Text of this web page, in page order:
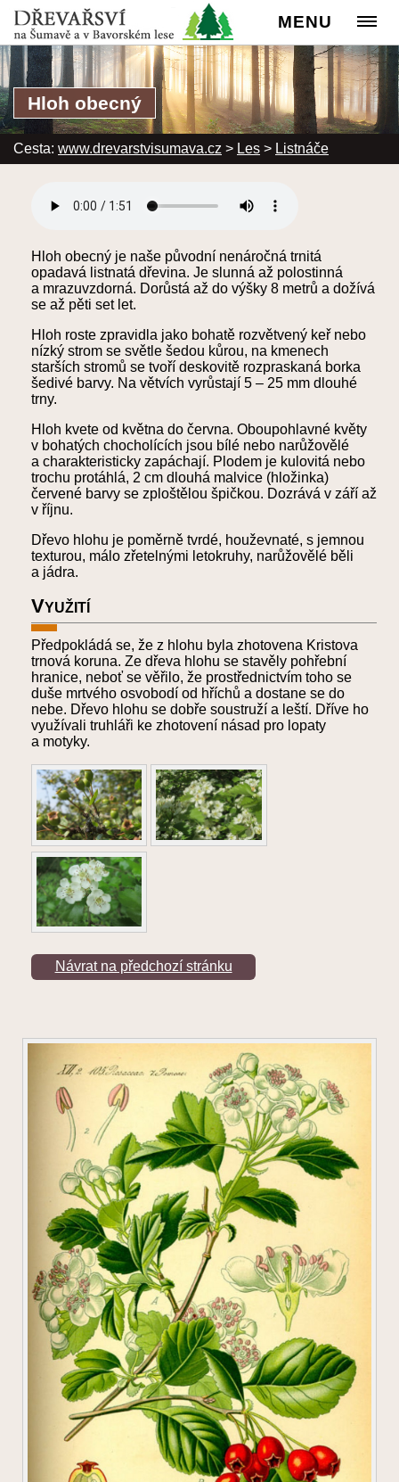
MENU
Hloh obecný
Cesta: www.drevarstvisumava.cz > Les > Listnáče
Hloh obecný je naše původní nenáročná trnitá
opadavá listnatá dřevina. Je slunná až polostinná
a mrazuvzdorná. Dorůstá až do výšky 8 metrů a dožívá
se až pěti set let.
Hloh roste zpravidla jako bohatě rozvětvený keř nebo
nízký strom se světle šedou kůrou, na kmenech
starších stromů se tvoří deskovitě rozpraskaná borka
šedivé barvy. Na větvích vyrůstají 5 – 25 mm dlouhé
trny.
Hloh kvete od května do června. Oboupohlavné květy
v bohatých chocholících jsou bílé nebo narůžovělé
a charakteristicky zapáchají. Plodem je kulovitá nebo
trochu protáhlá, 2 cm dlouhá malvice (hložinka)
červené barvy se zploštělou špičkou. Dozrává v září až
v říjnu.
Dřevo hlohu je poměrně tvrdé, houževnaté, s jemnou
texturou, málo zřetelnými letokruhy, narůžovělé běli
a jádra.
Využití
Předpokládá se, že z hlohu byla zhotovena Kristova
trnová koruna. Ze dřeva hlohu se stavěly pohřební
hranice, neboť se věřilo, že prostřednictvím toho se
duše mrtvého osvobodí od hříchů a dostane se do
nebe. Dřevo hlohu se dobře soustruží a leští. Dříve ho
využívali truhláři ke zhotovení násad pro lopaty
a motyky.
Návrat na předchozí stránku